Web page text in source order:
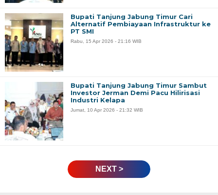
Bupati Tanjung Jabung Timur Cari
Alternatif Pembiayaan Infrastruktur ke
PT SMI
Rabu, 15 Apr 2026 - 21:16 WIB
Bupati Tanjung Jabung Timur Sambut
Investor Jerman Demi Pacu Hilirisasi
Industri Kelapa
Jumat, 10 Apr 2026 - 21:32 WIB
NEXT >